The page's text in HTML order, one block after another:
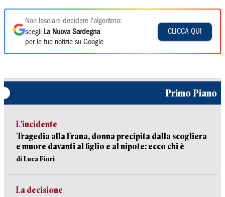
Non lasciare decidere l'algoritmo:
scegli La Nuova Sardegna
per le tue notizie su Google
CLICCA QUI
Primo Piano
L’incidente
Tragedia alla Frana, donna precipita dalla scogliera
e muore davanti al figlio e al nipote: ecco chi è
di Luca Fiori
La decisione